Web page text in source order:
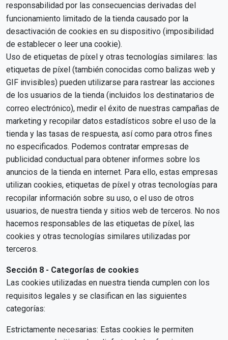
responsabilidad por las consecuencias derivadas del
funcionamiento limitado de la tienda causado por la
desactivación de cookies en su dispositivo (imposibilidad
de establecer o leer una cookie).
Uso de etiquetas de píxel y otras tecnologías similares: las
etiquetas de píxel (también conocidas como balizas web y
GIF invisibles) pueden utilizarse para rastrear las acciones
de los usuarios de la tienda (incluidos los destinatarios de
correo electrónico), medir el éxito de nuestras campañas de
marketing y recopilar datos estadísticos sobre el uso de la
tienda y las tasas de respuesta, así como para otros fines
no especificados. Podemos contratar empresas de
publicidad conductual para obtener informes sobre los
anuncios de la tienda en internet. Para ello, estas empresas
utilizan cookies, etiquetas de píxel y otras tecnologías para
recopilar información sobre su uso, o el uso de otros
usuarios, de nuestra tienda y sitios web de terceros. No nos
hacemos responsables de las etiquetas de píxel, las
cookies y otras tecnologías similares utilizadas por
terceros.
Sección 8 - Categorías de cookies
Las cookies utilizadas en nuestra tienda cumplen con los
requisitos legales y se clasifican en las siguientes
categorías:
Estrictamente necesarias: Estas cookies le permiten